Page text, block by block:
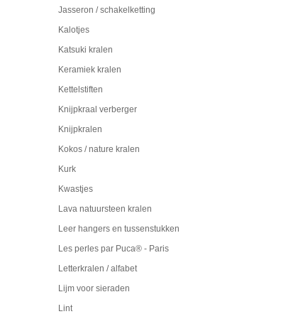
Jasseron / schakelketting
Kalotjes
Katsuki kralen
Keramiek kralen
Kettelstiften
Knijpkraal verberger
Knijpkralen
Kokos / nature kralen
Kurk
Kwastjes
Lava natuursteen kralen
Leer hangers en tussenstukken
Les perles par Puca® - Paris
Letterkralen / alfabet
Lijm voor sieraden
Lint